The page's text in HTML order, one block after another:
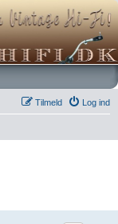
Log ind
Tilmeld